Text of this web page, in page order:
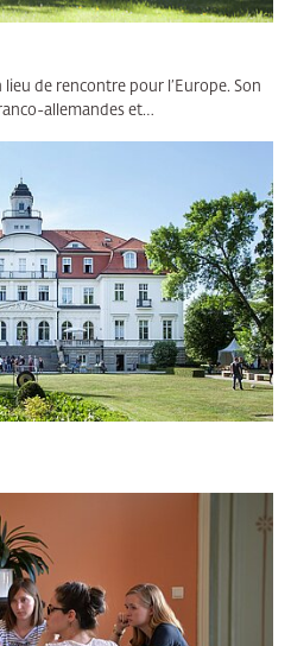
de rencontre pour l’Europe. Son
allemandes et…